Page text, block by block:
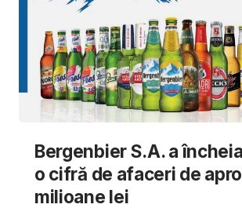
Bergenbier S.A. a
o cifră de afaceri de
milioane lei